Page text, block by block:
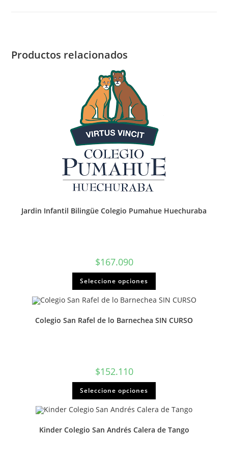
Productos relacionados
Jardin Infantil Bilingüe Colegio Pumahue Huechuraba
$167.090
Seleccione opciones
Colegio San Rafel de lo Barnechea SIN CURSO
$152.110
Seleccione opciones
Kinder Colegio San Andrés Calera de Tango